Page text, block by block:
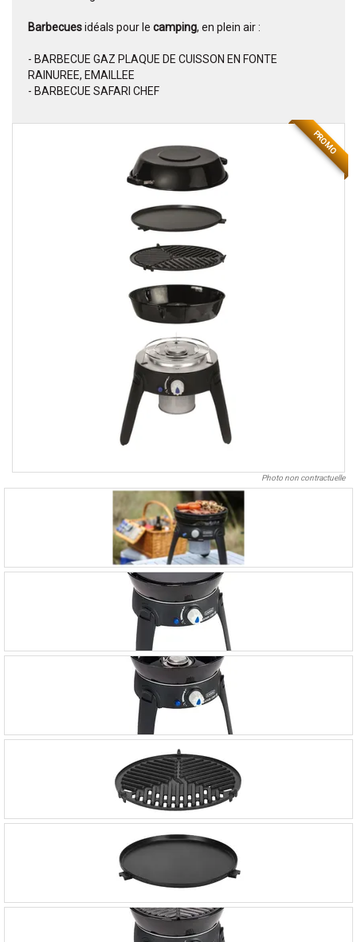
Barbecuesidéals pour le camping, en plein air :
- BARBECUE GAZ PLAQUE DE CUISSON EN FONTE
RAINUREE, EMAILLEE
- BARBECUE SAFARI CHEF
PROMO
Photo non contractuelle